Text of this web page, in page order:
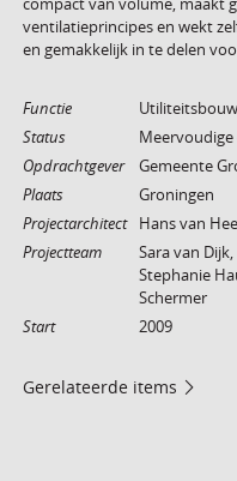
ventilatieprincipes en wekt
en gemakkelijk in te delen
Functie
Utiliteitsbouw
Status
Opdrachtgever
Gemeente
Plaats
Groningen
Projectarchitect
Hans van
Projectteam
Sara van
Stephanie
Schermer
Start
2009
Gerelateerde items